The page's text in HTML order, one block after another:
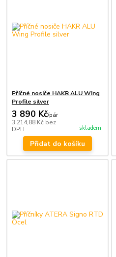
Příčné nosiče HAKR ALU Wing
Profile silver
3 890 Kč/pár
3 214,88 Kč bez
DPH
skladem
Přidat do košíku